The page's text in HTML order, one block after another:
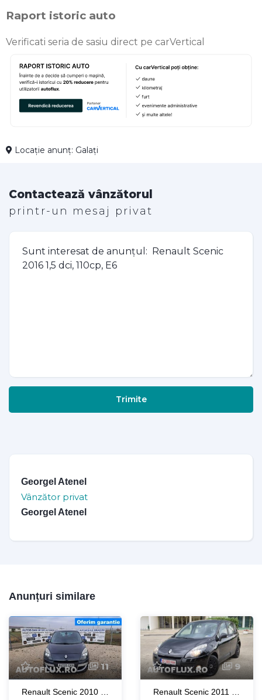
Raport istoric auto
Verificati seria de sasiu direct pe carVertical
Locație anunț: Galați
Contactează vânzătorul
printr-un mesaj privat
Trimite
Georgel Atenel
Vânzător privat
Georgel Atenel
Anunțuri similare
11 9